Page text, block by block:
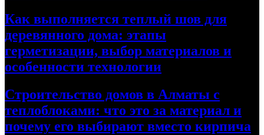
Как выполняется теплый шов для
деревянного дома: этапы
герметизации, выбор материалов и
особенности технологии
Строительство домов в Алматы с
теплоблоками: что это за материал и
почему его выбирают вместо кирпича